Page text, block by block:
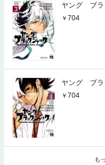
ヤング ブ
704
ヤング ブ
704
も